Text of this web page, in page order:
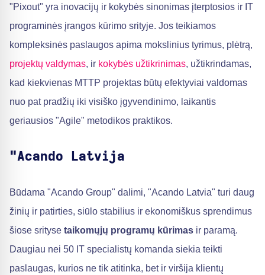
"Pixout" yra inovacijų ir kokybės sinonimas įterptosios ir IT
programinės įrangos kūrimo srityje. Jos teikiamos
kompleksinės paslaugos apima mokslinius tyrimus, plėtrą,
projektų valdymas, ir kokybės užtikrinimas, užtikrindamas,
kad kiekvienas MTTP projektas būtų efektyviai valdomas
nuo pat pradžių iki visiško įgyvendinimo, laikantis
geriausios "Agile" metodikos praktikos.
"Acando Latvija
Būdama "Acando Group" dalimi, "Acando Latvia" turi daug
žinių ir patirties, siūlo stabilius ir ekonomiškus sprendimus
šiose srityse taikomųjų programų kūrimas ir paramą.
Daugiau nei 50 IT specialistų komanda siekia teikti
paslaugas, kurios ne tik atitinka, bet ir viršija klientų